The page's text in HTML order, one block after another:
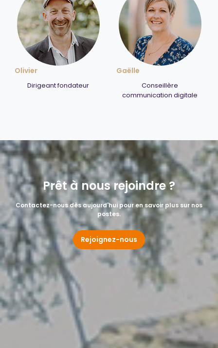
Olivier
Dirigeant fondateur
Gaëlle
Conseillère
communication digitale
Prêt à nous rejoindre ?
Contactez-nous dès aujourd'hui pour en savoir plus sur nos
postes.
Rejoignez-nous